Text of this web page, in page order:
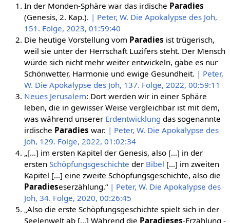
In der Monden-Sphäre war das irdische Paradies
(Genesis, 2. Kap.). | Peter, W. Die Apokalypse des Joh,
151. Folge, 2023, 01:59:40
Die heutige Vorstellung vom Paradies ist trügerisch,
weil sie unter der Herrschaft Luzifers steht. Der Mensch
würde sich nicht mehr weiter entwickeln, gäbe es nur
Schönwetter, Harmonie und ewige Gesundheit. | Peter,
W. Die Apokalypse des Joh, 137. Folge, 2022, 00:59:11
Neues Jerusalem: Dort werden wir in einer Sphäre
leben, die in gewisser Weise vergleichbar ist mit dem,
was während unserer Erdentwicklung das sogenannte
irdische Paradies war. | Peter, W. Die Apokalypse des
Joh, 129. Folge, 2022, 01:02:34
„[…] im ersten Kapitel der Genesis, also […] in der
ersten Schöpfungsgeschichte der Bibel […] im zweiten
Kapitel […] eine zweite Schöpfungsgeschichte, also die
Paradieseserzählung.“ | Peter, W. Die Apokalypse des
Joh, 34. Folge, 2020, 00:26:45
„Also die erste Schöpfungsgeschichte spielt sich in der
Seelenwelt ab […] Während die Paradieses-Erzählung -